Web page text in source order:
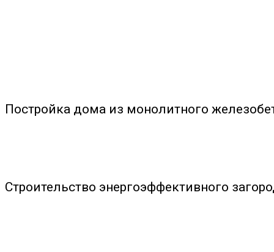
Постройка дома из монолитного
Строительство энергоэффективного